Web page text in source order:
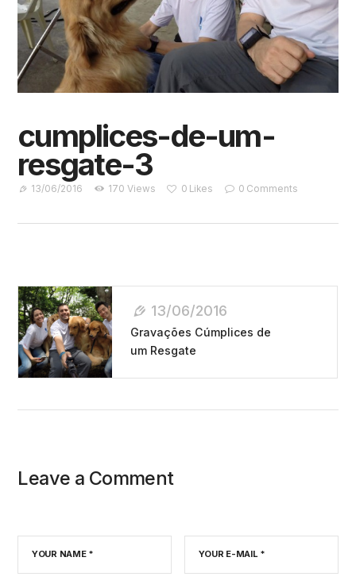
cumplices-de-um-
resgate-3
13/06/2016 170 Views 0 Likes 0 Comments
Navegação
De
Post
13/06/2016
Gravações Cúmplices de
um Resgate
Leave a Comment